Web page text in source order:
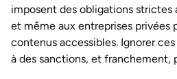
imposent des obligations strictes
et même aux entreprises privées
contenus accessibles. Ignorer
à des sanctions, et franchement,